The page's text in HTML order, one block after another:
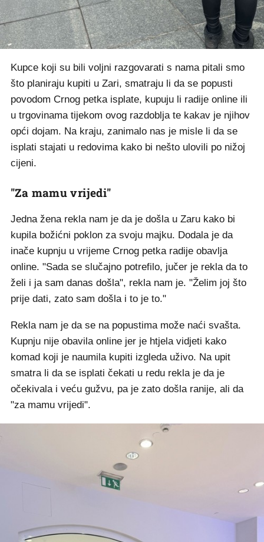
Kupce koji su bili voljni razgovarati s nama pitali smo
što planiraju kupiti u Zari, smatraju li da se popusti
povodom Crnog petka isplate, kupuju li radije online ili
u trgovinama tijekom ovog razdoblja te kakav je njihov
opći dojam. Na kraju, zanimalo nas je misle li da se
isplati stajati u redovima kako bi nešto ulovili po nižoj
cijeni.
"Za mamu vrijedi"
Jedna žena rekla nam je da je došla u Zaru kako bi
kupila božićni poklon za svoju majku. Dodala je da
inače kupnju u vrijeme Crnog petka radije obavlja
online. "Sada se slučajno potrefilo, jučer je rekla da to
želi i ja sam danas došla", rekla nam je. "Želim joj što
prije dati, zato sam došla i to je to."
Rekla nam je da se na popustima može naći svašta.
Kupnju nije obavila online jer je htjela vidjeti kako
komad koji je naumila kupiti izgleda uživo. Na upit
smatra li da se isplati čekati u redu rekla je da je
očekivala i veću gužvu, pa je zato došla ranije, ali da
"za mamu vrijedi".